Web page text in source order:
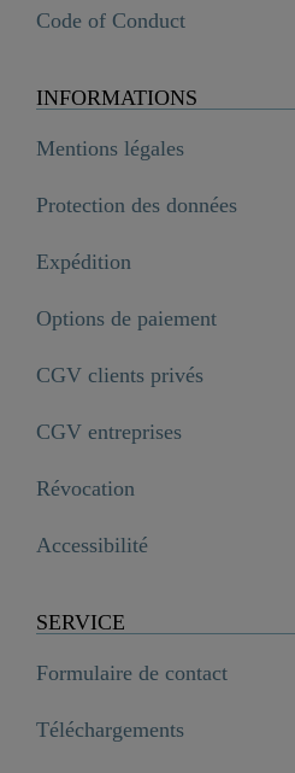
Code of Conduct
INFORMATIONS
Mentions légales
Protection des données
Expédition
Options de paiement
CGV clients privés
CGV entreprises
Révocation
Accessibilité
SERVICE
Formulaire de contact
Téléchargements